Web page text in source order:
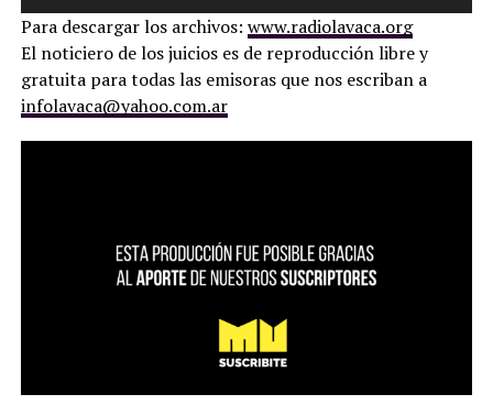
Para descargar los archivos: www.radiolavaca.org
El noticiero de los juicios es de reproducción libre y
gratuita para todas las emisoras que nos escriban a
infolavaca@yahoo.com.ar